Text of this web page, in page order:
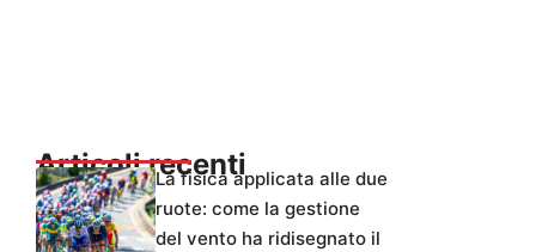
Articoli recentiLa fisica applicata alle due
ruote: come la gestione
del vento ha ridisegnato il